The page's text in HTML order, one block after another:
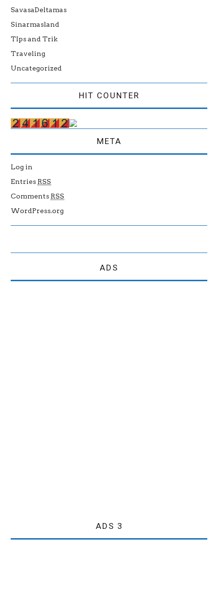
SavasaDeltamas
Sinarmasland
TIps and Trik
Traveling
Uncategorized
HIT COUNTER
META
Log in
Entries RSS
Comments RSS
WordPress.org
ADS
ADS 3